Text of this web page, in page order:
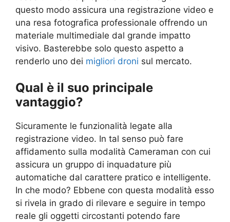
questo modo assicura una registrazione video e
una resa fotografica professionale offrendo un
materiale multimediale dal grande impatto
visivo. Basterebbe solo questo aspetto a
renderlo uno dei migliori droni sul mercato.
Qual è il suo principale
vantaggio?
Sicuramente le funzionalità legate alla
registrazione video. In tal senso può fare
affidamento sulla modalità Cameraman con cui
assicura un gruppo di inquadature più
automatiche dal carattere pratico e intelligente.
In che modo? Ebbene con questa modalità esso
si rivela in grado di rilevare e seguire in tempo
reale gli oggetti circostanti potendo fare